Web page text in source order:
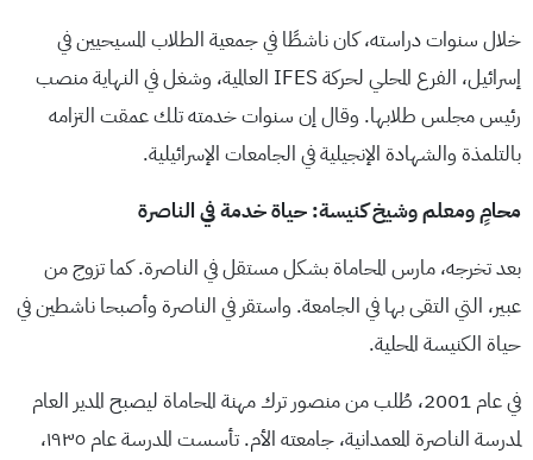
خلال سنوات دراسته، كان ناشطًا في جمعية الطلاب المسيحيين في
إسرائيل، الفرع المحلي لحركة IFES العالمية، وشغل في النهاية منصب
رئيس مجلس طلابها. وقال إن سنوات خدمته تلك عمقت التزامه
بالتلمذة والشهادة الإنجيلية في الجامعات الإسرائيلية.
محامٍ ومعلم وشيخ كنيسة: حياة خدمة في الناصرة
بعد تخرجه، مارس المحاماة بشكل مستقل في الناصرة. كما تزوج من
عبير، التي التقى بها في الجامعة. واستقر في الناصرة وأصبحا ناشطين في
حياة الكنيسة المحلية.
في عام 2001، طُلب من منصور ترك مهنة المحاماة ليصبح المدير العام
لمدرسة الناصرة المعمدانية، جامعته الأم. تأسست المدرسة عام ١٩٣٥،